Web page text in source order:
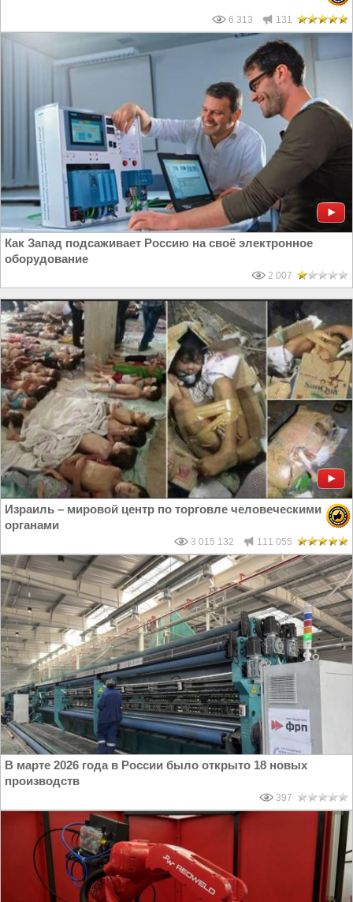
6 313 131
Как Запад подсаживает Россию на своё электронное
оборудование
2 007
Израиль – мировой центр по торговле человеческими
органами
3 015 132 111 055
В марте 2026 года в России было открыто 18 новых
производств
397